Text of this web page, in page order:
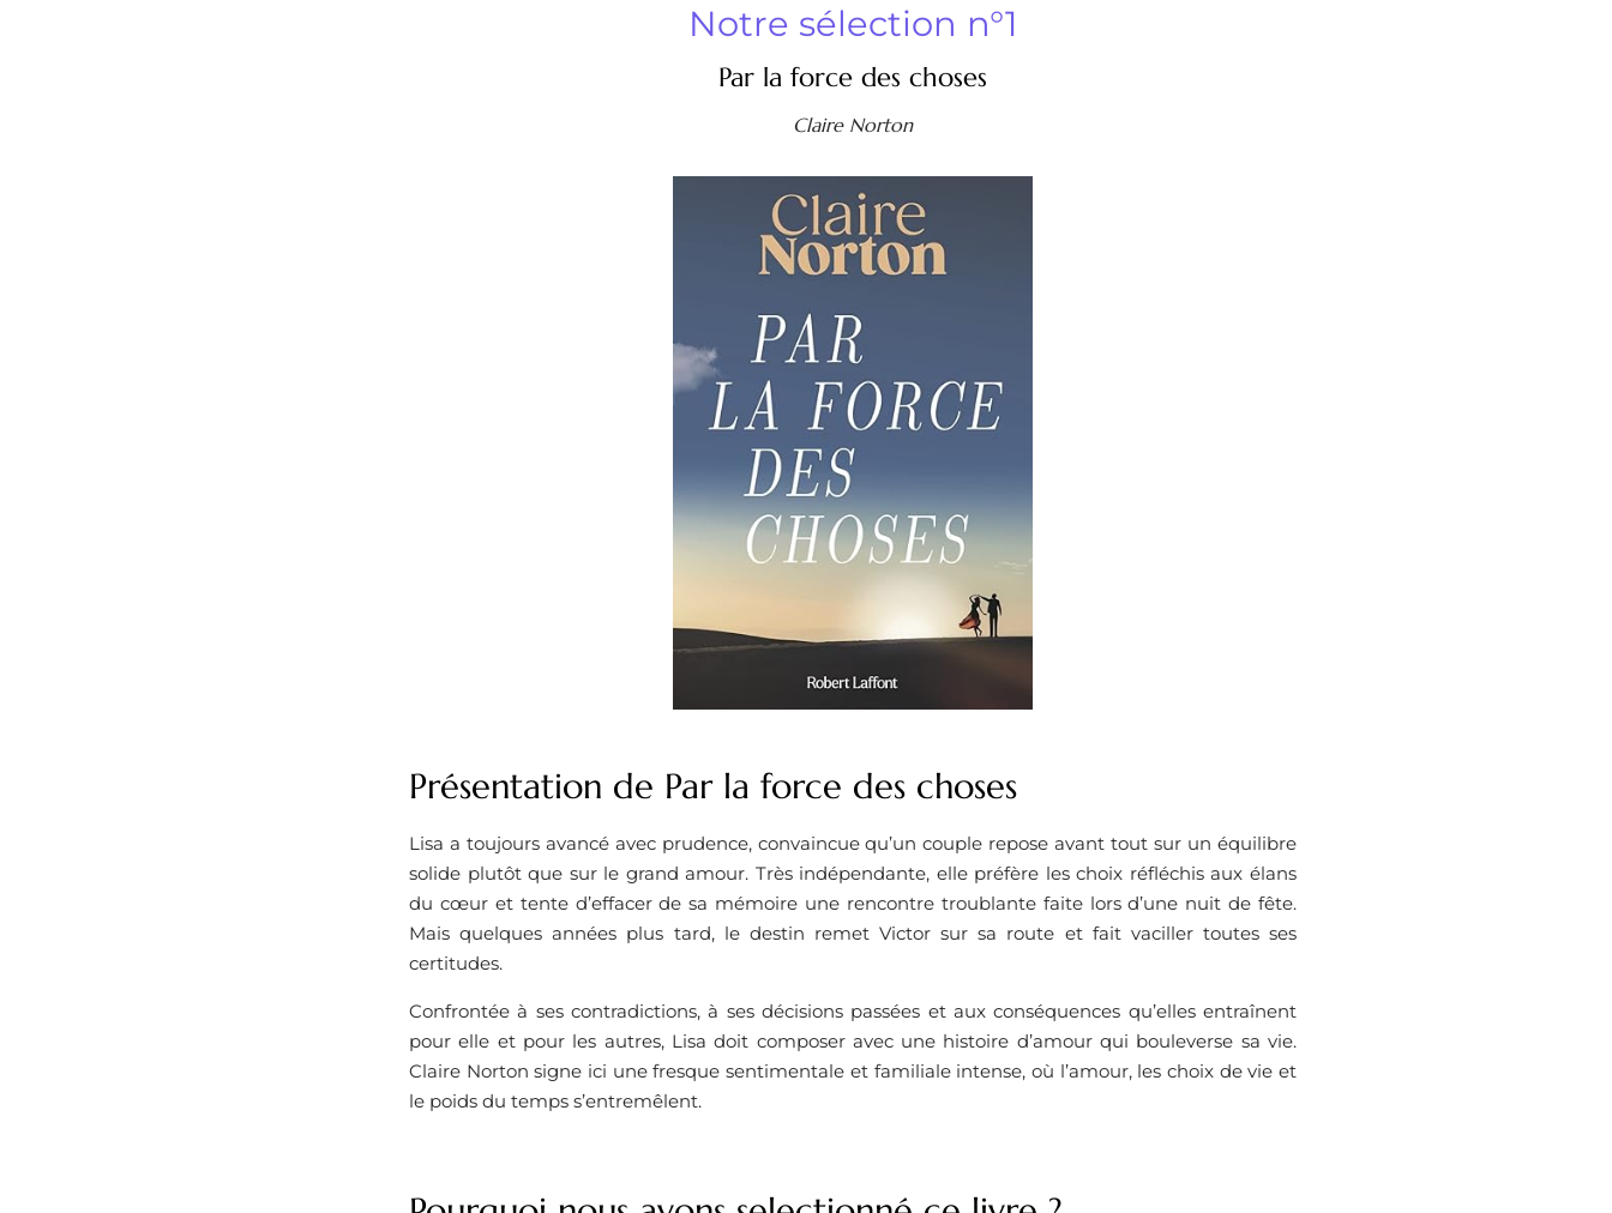
Notre sélection n°1
Par la force des choses
Claire Norton
Présentation de Par la force des choses
Lisa a toujours avancé avec prudence, convaincue qu’un couple repose avant tout sur un équilibre
solide plutôt que sur le grand amour. Très indépendante, elle préfère les choix réfléchis aux élans
du cœur et tente d’effacer de sa mémoire une rencontre troublante faite lors d’une nuit de fête.
Mais quelques années plus tard, le destin remet Victor sur sa route et fait vaciller toutes ses
certitudes.
Confrontée à ses contradictions, à ses décisions passées et aux conséquences qu’elles entraînent
pour elle et pour les autres, Lisa doit composer avec une histoire d’amour qui bouleverse sa vie.
Claire Norton signe ici une fresque sentimentale et familiale intense, où l’amour, les choix de vie et
le poids du temps s’entremêlent.